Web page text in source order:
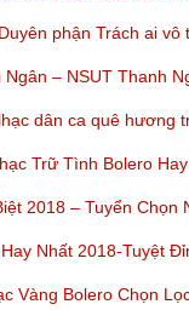
phận Trách ai vô
– NSUT Thanh
dân ca quê hương
Trữ Tình Bolero
2018 – Tuyển
Nhất 2018-Tuyệt
Vàng Bolero Chọn